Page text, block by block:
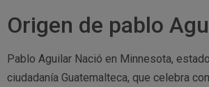
Origen de pablo
Pablo Aguilar Nació en Minnesota,
ciudadanía Guatemalteca, que celebra